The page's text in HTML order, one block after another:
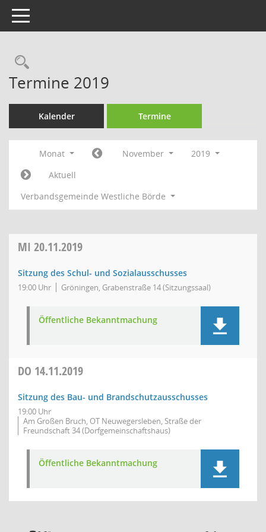
Toggle navigation
Rechercheauswahl
Termine 2019
Kalender Termine
Monat November
2019
Aktuell
Verbandsgemeinde Westliche Börde
MI 20.11.2019
Sitzung des Schul- und Sozialausschusses
19:00 Uhr Gröningen, Grabenstraße 14 (Sitzungssaal)
Öffentliche Bekanntmachung
DO 14.11.2019
Sitzung des Bau- und Brandschutzausschusses
19:00 Uhr
Am Großen Bruch, OT Neuwegersleben, Straße der
Freundschaft 34 (Dorfgemeinschaftshaus)
Öffentliche Bekanntmachung